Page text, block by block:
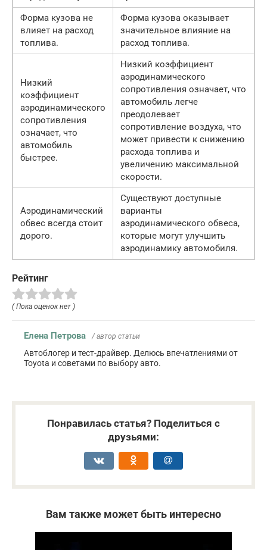
Форма кузова не
влияет на расход
топлива.
Форма кузова оказывает
значительное влияние на
расход топлива.
Низкий
коэффициент
аэродинамического
сопротивления
означает, что
автомобиль
быстрее.
Низкий коэффициент
аэродинамического
сопротивления означает, что
автомобиль легче
преодолевает
сопротивление воздуха, что
может привести к снижению
расхода топлива и
увеличению максимальной
скорости.
Аэродинамический
обвес всегда стоит
дорого.
Существуют доступные
варианты
аэродинамического обвеса,
которые могут улучшить
аэродинамику автомобиля.
Рейтинг
( Пока оценок нет )
Елена Петрова / автор статьи
Автоблогер и тест-драйвер. Делюсь впечатлениями от
Toyota и советами по выбору авто.
Понравилась статья? Поделиться с
друзьями:
Вам также может быть интересно